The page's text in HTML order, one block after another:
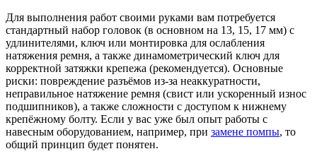
Для выполнения работ своими руками вам потребуется
стандартный набор головок (в основном на 13, 15, 17 мм) с
удлинителями, ключ или монтировка для ослабления
натяжения ремня, а также динамометрический ключ для
корректной затяжки крепежа (рекомендуется). Основные
риски: повреждение разъёмов из-за неаккуратности,
неправильное натяжение ремня (свист или ускоренный износ
подшипников), а также сложности с доступом к нижнему
крепёжному болту. Если у вас уже был опыт работы с
навесным оборудованием, например, при замене помпы, то
общий принцип будет понятен.